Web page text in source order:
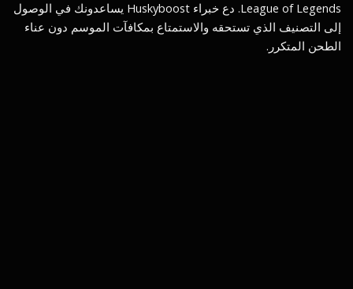
League of Legends. دع خبراء Huskyboost يساعدونك في الوصول
إلى التصنيف الذي تستحقه والاستمتاع بمكافآت الموسم دون عناء
الطحن المتكرر.